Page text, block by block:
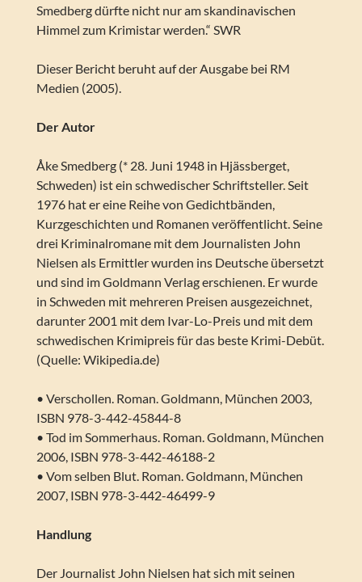
Smedberg dürfte nicht nur am skandinavischen
Himmel zum Krimistar werden.“ SWR
Dieser Bericht beruht auf der Ausgabe bei RM
Medien (2005).
Der Autor
Åke Smedberg (* 28. Juni 1948 in Hjässberget,
Schweden) ist ein schwedischer Schriftsteller. Seit
1976 hat er eine Reihe von Gedichtbänden,
Kurzgeschichten und Romanen veröffentlicht. Seine
drei Kriminalromane mit dem Journalisten John
Nielsen als Ermittler wurden ins Deutsche übersetzt
und sind im Goldmann Verlag erschienen. Er wurde
in Schweden mit mehreren Preisen ausgezeichnet,
darunter 2001 mit dem Ivar-Lo-Preis und mit dem
schwedischen Krimipreis für das beste Krimi-Debüt.
(Quelle: Wikipedia.de)
• Verschollen. Roman. Goldmann, München 2003,
ISBN 978-3-442-45844-8
• Tod im Sommerhaus. Roman. Goldmann, München
2006, ISBN 978-3-442-46188-2
• Vom selben Blut. Roman. Goldmann, München
2007, ISBN 978-3-442-46499-9
Handlung
Der Journalist John Nielsen hat sich mit seinen